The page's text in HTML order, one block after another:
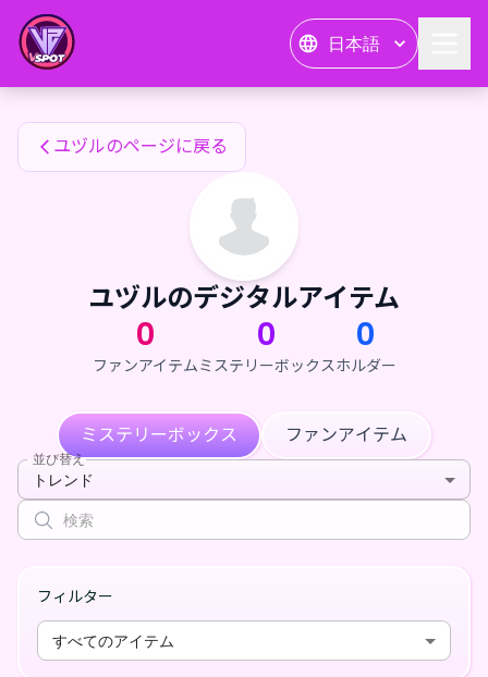
日本語
ユヅルのファンアイテム
ユヅルのページに戻る
ユヅルのデジタルアイテム
0
ファンアイテム
0
ミステリーボックス
0
ホルダー
ミステリーボックス ファンアイテム
並び替え
トレンド
フィルター
すべてのアイテム
ユヅルのファンアイテム — 24karat